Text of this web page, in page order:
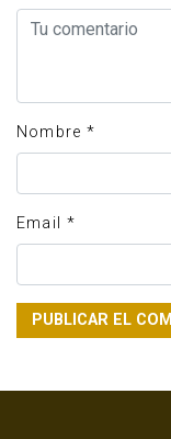
Nombre *
Email *